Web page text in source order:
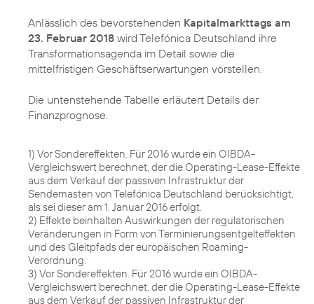
Anlässlich des bevorstehenden Kapitalmarkttags am
23. Februar 2018 wird Telefónica Deutschland ihre
Transformationsagenda im Detail sowie die
mittelfristigen Geschäftserwartungen vorstellen.
Die untenstehende Tabelle erläutert Details der
Finanzprognose.
1) Vor Sondereffekten. Für 2016 wurde ein OIBDA-
Vergleichswert berechnet, der die Operating-Lease-Effekte
aus dem Verkauf der passiven Infrastruktur der
Sendemasten von Telefónica Deutschland berücksichtigt,
als sei dieser am 1. Januar 2016 erfolgt.
2) Effekte beinhalten Auswirkungen der regulatorischen
Veränderungen in Form von Terminierungsentgelteffekten
und des Gleitpfads der europäischen Roaming-
Verordnung.
3) Vor Sondereffekten. Für 2016 wurde ein OIBDA-
Vergleichswert berechnet, der die Operating-Lease-Effekte
aus dem Verkauf der passiven Infrastruktur der